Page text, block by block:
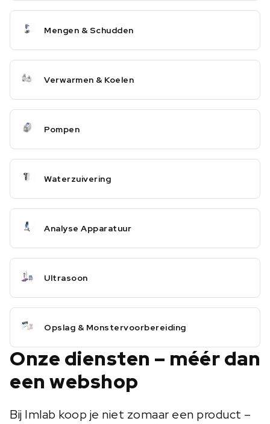
Mengen & Schudden
Verwarmen & Koelen
Pompen
Waterzuivering
Analyse Apparatuur
Ultrasoon
Opslag & Monstervoorbereiding
Onze diensten – méér dan
een webshop
Bij Imlab koop je niet zomaar een product –